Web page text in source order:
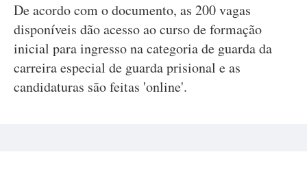
De acordo com o documento, as 200 vagas
disponíveis dão acesso ao curso de formação
inicial para ingresso na categoria de guarda da
carreira especial de guarda prisional e as
candidaturas são feitas 'online'.